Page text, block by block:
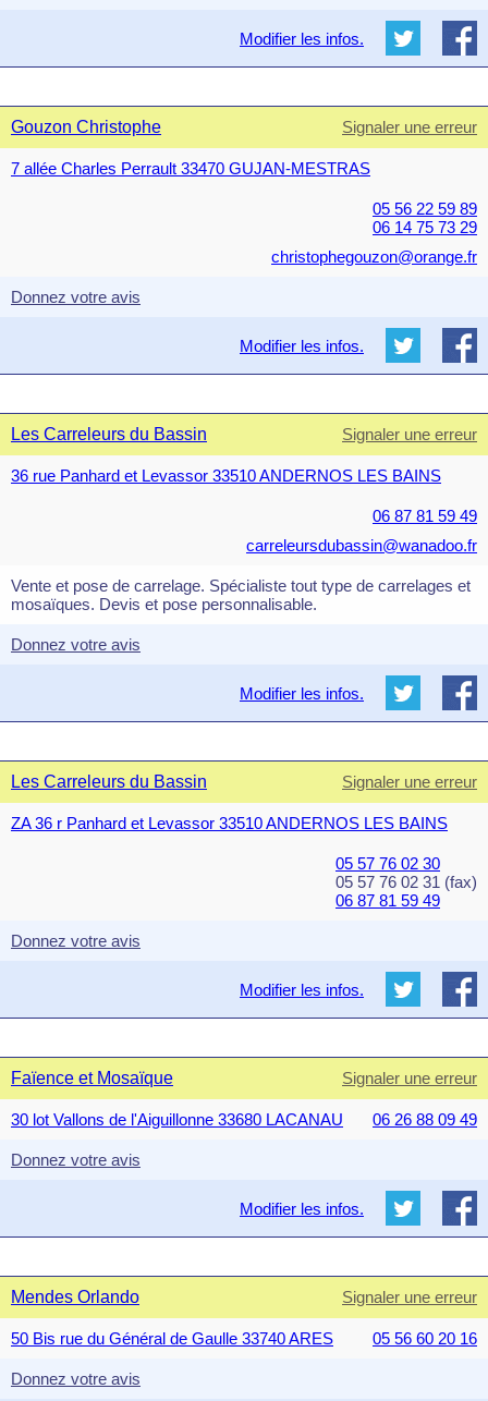
Modifier les infos.
Gouzon Christophe Signaler une erreur
7 allée Charles Perrault 33470 GUJAN-MESTRAS
05 56 22 59 89
06 14 75 73 29
christophegouzon@orange.fr
Donnez votre avis
Modifier les infos.
Les Carreleurs du Bassin Signaler une erreur
36 rue Panhard et Levassor 33510 ANDERNOS LES BAINS
06 87 81 59 49
carreleursdubassin@wanadoo.fr
Vente et pose de carrelage. Spécialiste tout type de carrelages et
mosaïques. Devis et pose personnalisable.
Donnez votre avis
Modifier les infos.
Les Carreleurs du Bassin Signaler une erreur
ZA 36 r Panhard et Levassor 33510 ANDERNOS LES BAINS
05 57 76 02 30
05 57 76 02 31 (fax)
06 87 81 59 49
Donnez votre avis
Modifier les infos.
Faïence et Mosaïque Signaler une erreur
30 lot Vallons de l'Aiguillonne 33680 LACANAU 06 26 88 09 49
Donnez votre avis
Modifier les infos.
Mendes Orlando Signaler une erreur
50 Bis rue du Général de Gaulle 33740 ARES 05 56 60 20 16
Donnez votre avis